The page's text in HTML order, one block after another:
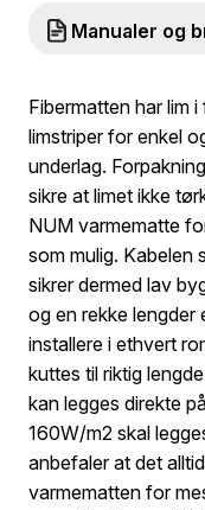
Manualer og
Fibermatten har lim
limstriper for enkel
underlag.
sikre at limet ikke
NUM varmematte
som mulig. Kabelen
sikrer dermed lav
og en rekke lengder
installere i ethvert
kuttes til riktig
kan legges direkte
160W/m2 skal
anbefaler at det
varmematten for